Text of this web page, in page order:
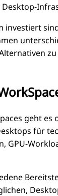
investiert
geht
für